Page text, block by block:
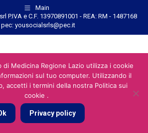
Main
P.IVA e C.F. 13970891001 - REA: RM - 1487168
pec: yousocialsrls@pec.it
di Medicina Regione Lazio utilizza i cookie
sul tuo computer. Utilizzando il
accetti i termini della nostra Politica sui
cookie .
Privacy policy